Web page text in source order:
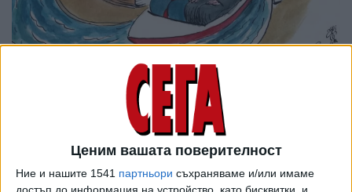
Ценим вашата поверителност
Ние и нашите 1541 партньори съхраняваме и/или имаме
достъп до информация на устройство, като бисквитки, и